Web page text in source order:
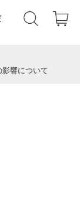
響について